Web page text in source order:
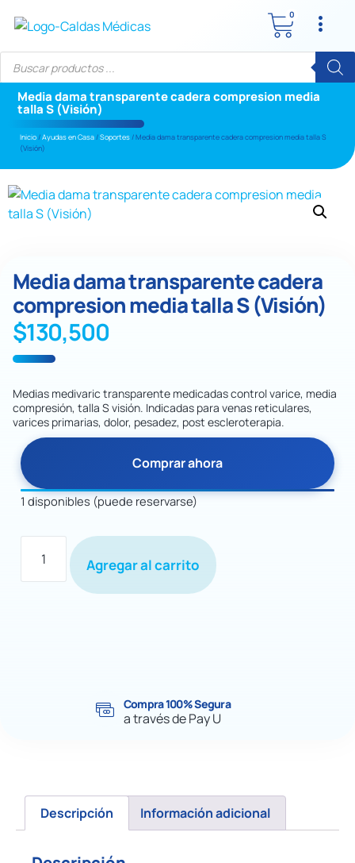
0
Media dama transparente cadera compresion media
talla S (Visión)
Inicio/Ayudas en Casa/Soportes/ Media dama transparente cadera compresion media talla S
(Visión)
Media dama transparente cadera
compresion media talla S (Visión)
$130,500
Medias medivaric transparente medicadas control varice, media
compresión, talla S visión. Indicadas para venas reticulares,
varices primarias, dolor, pesadez, post escleroterapia.
Comprar ahora
1 disponibles (puede reservarse)
Agregar al carrito
Compra 100% Segura
a través de Pay U
Descripción Información adicional